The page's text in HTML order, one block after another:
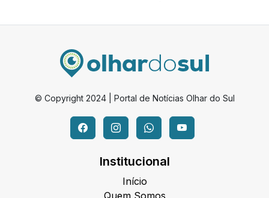
© Copyright 2024 | Portal de Notícias Olhar do Sul
Institucional
Início
Quem Somos